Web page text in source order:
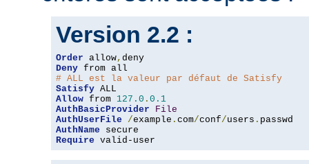
Version 2.2 :
Order allow,
Deny
# ALL est la valeur par défaut de Satisfy
Satisfy
Allow from 127.0 . 0.1
AuthBasicProvider
File
AuthUserFile
/example . com/conf/users .
AuthName
Require valid-user